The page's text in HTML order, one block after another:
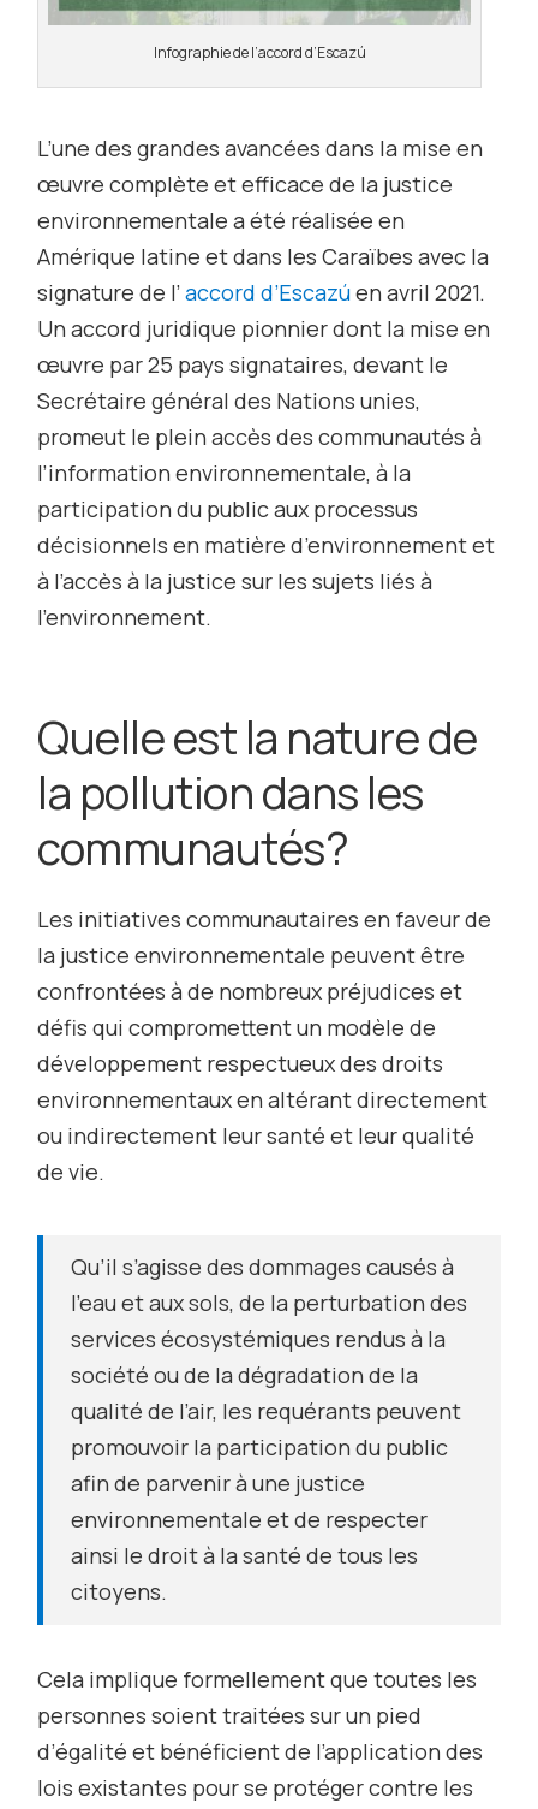
Infographie de l’accord d’Escazú
L’une des grandes avancées dans la mise en
œuvre complète et efficace de la justice
environnementale a été réalisée en
Amérique latine et dans les Caraïbes avec la
signature de l’accord d’Escazúen avril 2021.
Un accord juridique pionnier dont la mise en
œuvre par 25 pays signataires, devant le
Secrétaire général des Nations unies,
promeut le plein accès des communautés à
l’information environnementale, à la
participation du public aux processus
décisionnels en matière d’environnement et
à l’accès à la justice sur les sujets liés à
l’environnement.
Quelle est la nature de
la pollution dans les
communautés?
Les initiatives communautaires en faveur de
la justice environnementale peuvent être
confrontées à de nombreux préjudices et
défis qui compromettent un modèle de
développement respectueux des droits
environnementaux en altérant directement
ou indirectement leur santé et leur qualité
de vie.
Qu’il s’agisse des dommages causés à
l’eau et aux sols, de la perturbation des
services écosystémiques rendus à la
société ou de la dégradation de la
qualité de l’air, les requérants peuvent
promouvoir la participation du public
afin de parvenir à une justice
environnementale et de respecter
ainsi le droit à la santé de tous les
citoyens.
Cela implique formellement que toutes les
personnes soient traitées sur un pied
d’égalité et bénéficient de l’application des
lois existantes pour se protéger contre les